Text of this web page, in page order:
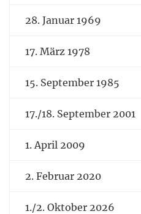
28. Januar 1969
17. März 1978
15. September 1985
17./18. September 2001
1. April 2009
2. Februar 2020
1./2. Oktober 2026